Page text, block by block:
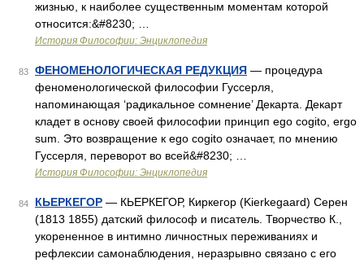
жизнью, к наиболее существенным моментам которой
относится:&#8230; …
История Философии: Энциклопедия
83 ФЕНОМЕНОЛОГИЧЕСКАЯ РЕДУКЦИЯ — процедура
феноменологической философии Гуссерля,
напоминающая ‘радикальное сомнение’ Декарта. Декарт
кладет в основу своей философии принцип ego cogito, ergo
sum. Это возвращение к ego cogito означает, по мнению
Гуссерля, переворот во всей&#8230; …
История Философии: Энциклопедия
84 КЬЕРКЕГОР — КЬЕРКЕГОР, Киркегор (Kierkegaard) Серен
(1813 1855) датский философ и писатель. Творчество К.,
укорененное в интимно личностных переживаниях и
рефлексии самонаблюдения, неразрывно связано с его